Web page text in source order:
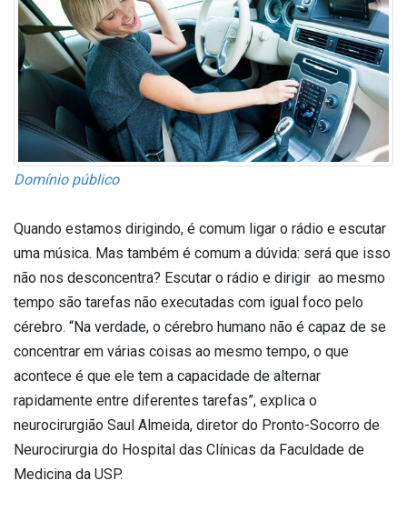
Domínio público
Quando estamos dirigindo, é comum ligar o rádio e escutar
uma música. Mas também é comum a dúvida: será que isso
não nos desconcentra? Escutar o rádio e dirigir ao mesmo
tempo são tarefas não executadas com igual foco pelo
cérebro. “Na verdade, o cérebro humano não é capaz de se
concentrar em várias coisas ao mesmo tempo, o que
acontece é que ele tem a capacidade de alternar
rapidamente entre diferentes tarefas”, explica o
neurocirurgião Saul Almeida, diretor do Pronto-Socorro de
Neurocirurgia do Hospital das Clínicas da Faculdade de
Medicina da USP.